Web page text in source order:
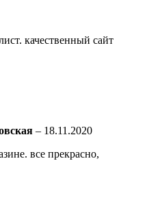
качественный сайт
– 18.11.2020
все прекрасно,